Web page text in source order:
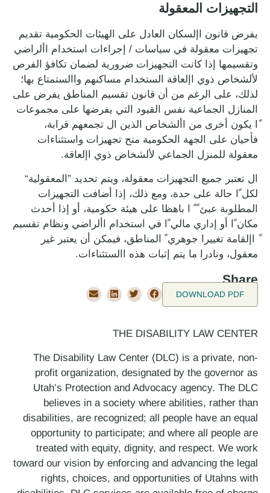
التجهيزات المعقولة
يفرض قانون اإلسكان العادل على الهيئات الحكومية تقديم
تجهيزات معقولة في سياسات / إجراءات استخدام األراضي
وتقسيمها إذا كانت التجهيزات ضرورية لضمان تكافؤ الفرص
لألشخاص ذوي اإلعاقة الستخدام مساكنهم واالستمتاع بها؛
لذلك، على الرغم من أن قانون تقسيم المناطق يفرض على
المنازل الجماعية نفس القيود التي يفرضها على مجموعات
ًا يكون أخرى من األشخاص الذين ال تجمعهم قرابة،
فأحيان على الجهة الحكومية منح تجهيزات واستثناءات
معقولة للمنزل الجماعي لألشخاص ذوي اإلعاقة.
ال تعتبر جميع التجهيزات معقولة، ويتم تحديد ”المعقولية“
لكل ًا حالة على حدة، ومع ذلك، إذا أضافت التجهيزات
المطلوبة عبئ ً ً ا باهظا على هيئة حكومية، أو إذا أحدث
مكان ًا أو إداري مالي ًا في استخدام األراضي ونظام تقسيم
ً اإلقامة تغييرا جوهري ً المناطق، فيمكن أن يعتبر غير
معقول، ونادرا ما يتم إثبات هذه االستثناءات.
Share
DOWNLOAD PDF
THE DISABILITY LAW CENTER
The Disability Law Center (DLC) is a private, non-
profit organization, designated by the governor as
Utah’s Protection and Advocacy agency. The DLC
believes in a society where abilities, rather than
disabilities, are recognized; all people have an equal
opportunity to participate; and where all people are
treated with equity, dignity, and respect. We work
toward our vision by enforcing and advancing the legal
rights, choices, and opportunities of Utahns with